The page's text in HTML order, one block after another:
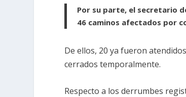
Por su parte, el secretario
46 caminos afectados por
De ellos, 20 ya fueron
cerrados temporalmente.
Respecto a los derrumbes